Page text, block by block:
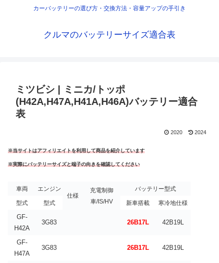
カーバッテリーの選び方・交換方法・容量アップの手引き
クルマのバッテリーサイズ適合表
ミツビシ | ミニカ/トッポ
(H42A,H47A,H41A,H46A)バッテリー適合
表
2020 2024
※当サイトはアフィリエイトを利用して商品を紹介しています
※実際にバッテリーサイズと端子の向きを確認してください
車両
エンジン
仕様
充電制御
車/IS/HV
バッテリー型式
型式 型式 新車搭載 寒冷地仕様
GF-
H42A
3G83 26B17L 42B19L
GF-
H47A
3G83 26B17L 42B19L